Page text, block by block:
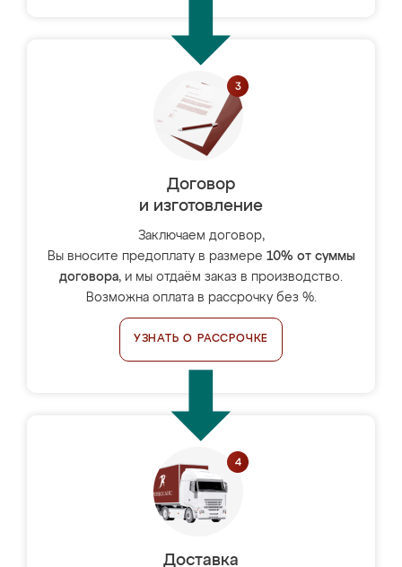
Договор
и изготовление
Заключаем договор,
Вы вносите предоплату в размере 10% от суммы
договора, и мы отдаём заказ в производство.
Возможна оплата в рассрочку без %.
УЗНАТЬ О РАССРОЧКЕ
Доставка